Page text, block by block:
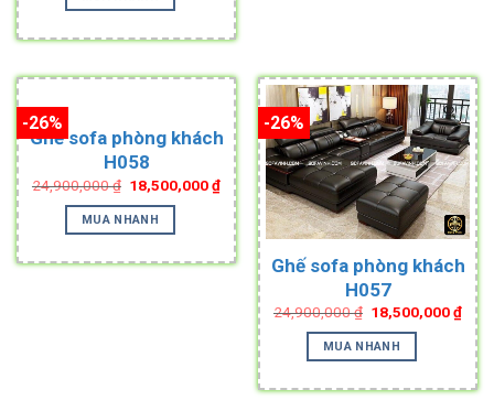
-26%
Ghế sofa phòng khách
H058
24,900,000₫ Original
price
was:
24,900,000 ₫.
18,500,000₫Current
price
is:
18,500,000 ₫.
MUA NHANH
-26%
Ghế sofa phòng khách
H057
24,900,000₫ Original
price
was:
24,900,000 ₫.
18,500,000₫
price
is:
MUA NHANH